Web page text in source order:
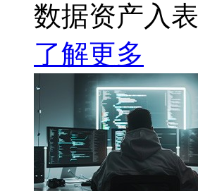
数据资产入表
了解更多